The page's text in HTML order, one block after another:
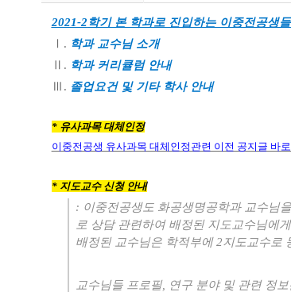
2021-2학기 본 학과로 진입하는 이중전공생
Ⅰ . 학과 교수님 소개
Ⅱ . 학과 커리큘럼 안내
Ⅲ . 졸업요건 및 기타 학사 안내
* 유사과목 대체인정
이중전공생 유사과목 대체인정관련 이전 공지글 바
* 지도교수 신청 안내
: 이중전공생도 화공생명공학과 교수님을
로 상담 관련하여 배정된 지도교수님에
배정된 교수님은 학적부에2지도교수로
교수님들 프로필, 연구 분야 및 관련 정